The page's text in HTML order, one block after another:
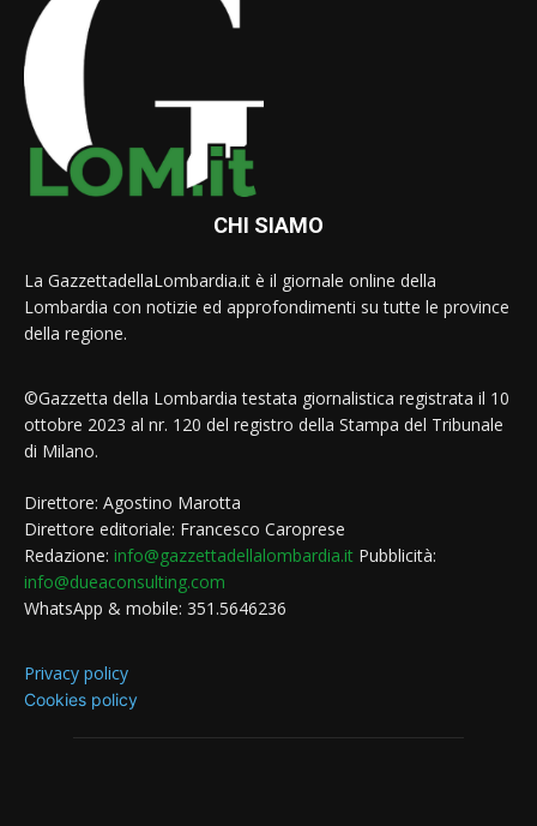
CHI SIAMO
La GazzettadellaLombardia.it è il giornale online della
Lombardia con notizie ed approfondimenti su tutte le province
della regione.
©Gazzetta della Lombardia testata giornalistica registrata il 10
ottobre 2023 al nr. 120 del registro della Stampa del Tribunale
di Milano.
Direttore: Agostino Marotta
Direttore editoriale: Francesco Caroprese
Redazione: info@gazzettadellalombardia.it Pubblicità:
info@dueaconsulting.com
WhatsApp & mobile: 351.5646236
Privacy policy
Cookies policy